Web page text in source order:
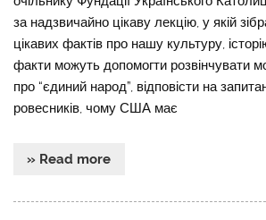
за надзвичайно цікаву лекцію, у якій
цікавих фактів про нашу культуру,
факти можуть допомогти розвінчувати
про “єдиний народ”, відповісти на
ровесників, чому США має
» Read more